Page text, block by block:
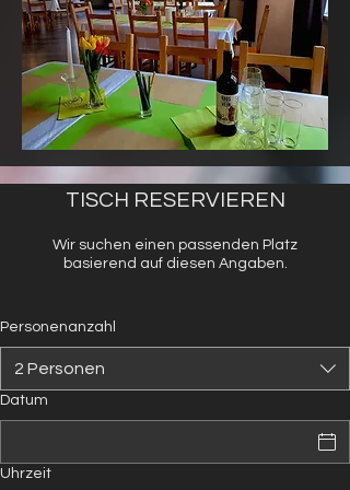
TISCH RESERVIEREN
Wir suchen einen passenden Platz
basierend auf diesen Angaben.
Personenanzahl
2 Personen
Datum
Uhrzeit